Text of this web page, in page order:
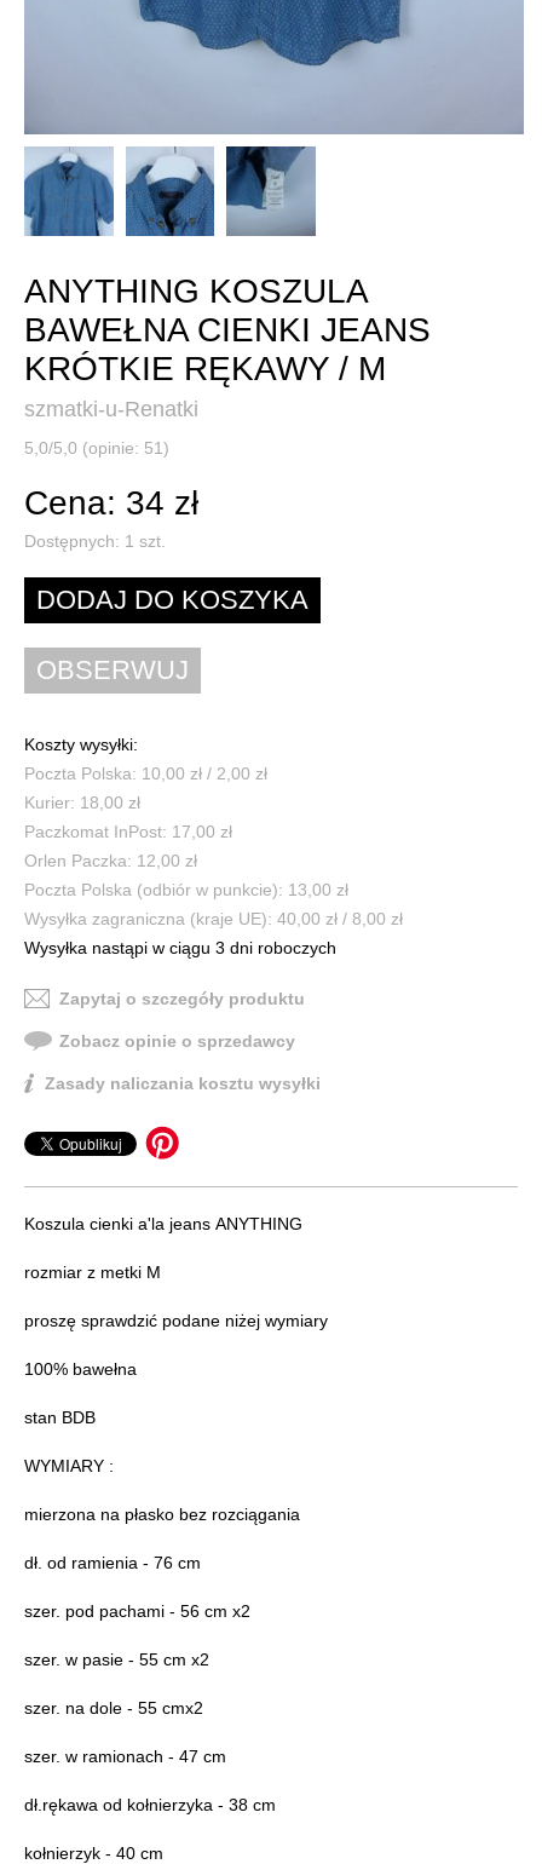
ANYTHING KOSZULA
BAWEŁNA CIENKI JEANS
KRÓTKIE RĘKAWY / M
szmatki-u-Renatki
5,0/5,0 (opinie: 51)
Cena: 34 zł
Dostępnych: 1 szt.
Koszty wysyłki:
Poczta Polska: 10,00 zł / 2,00 zł
Kurier: 18,00 zł
Paczkomat InPost: 17,00 zł
Orlen Paczka: 12,00 zł
Poczta Polska (odbiór w punkcie): 13,00 zł
Wysyłka zagraniczna (kraje UE): 40,00 zł / 8,00 zł
Wysyłka nastąpi w ciągu 3 dni roboczych
Zapytaj o szczegóły produktu
Zobacz opinie o sprzedawcy
Zasady naliczania kosztu wysyłki
Koszula cienki a'la jeans ANYTHING
rozmiar z metki M
proszę sprawdzić podane niżej wymiary
100% bawełna
stan BDB
WYMIARY :
mierzona na płasko bez rozciągania
dł. od ramienia - 76 cm
szer. pod pachami - 56 cm x2
szer. w pasie - 55 cm x2
szer. na dole - 55 cmx2
szer. w ramionach - 47 cm
dł.rękawa od kołnierzyka - 38 cm
kołnierzyk - 40 cm